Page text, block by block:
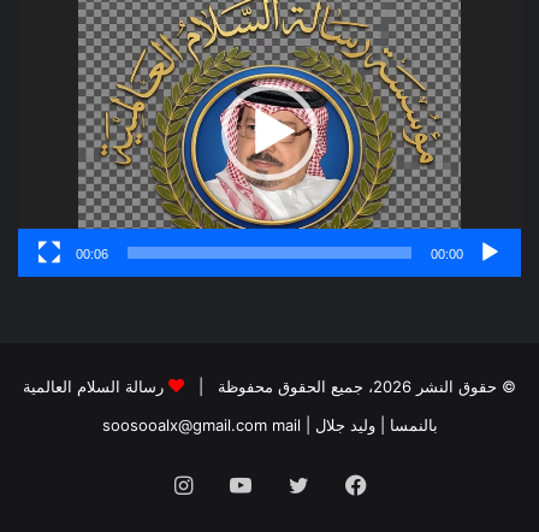
00:00
00:06
© حقوق النشر 2026، جميع الحقوق محفوظة |
رسالة السلام العالمية
بالنمسا | وليد جلال
mail
فيسبوك تويتر يوتيوبانستقرام